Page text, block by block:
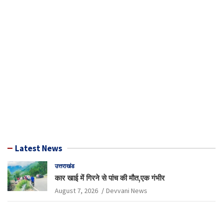
Latest News
उत्तराखंड
कार खाई में गिरने से पांच की मौत,एक गंभीर
August 7, 2026 Devvani News